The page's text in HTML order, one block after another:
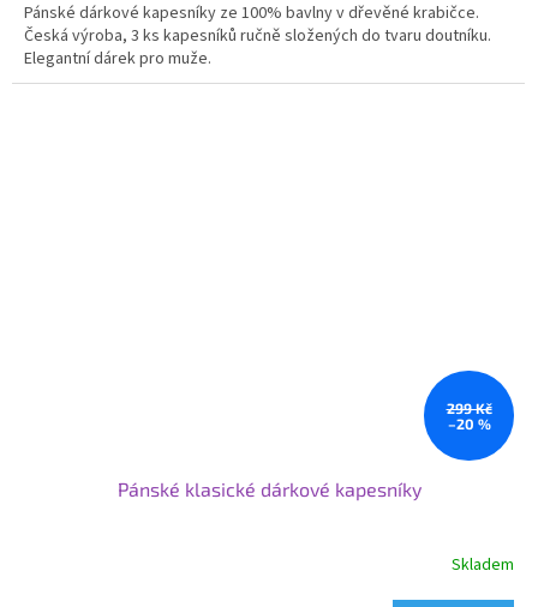
Pánské dárkové kapesníky ze 100% bavlny v dřevěné krabičce.
Česká výroba, 3 ks kapesníků ručně složených do tvaru doutníku.
Elegantní dárek pro muže.
299 Kč
–20 %
Pánské klasické dárkové kapesníky
Skladem